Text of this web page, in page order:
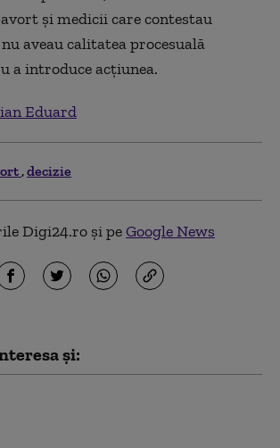
şi medicii care contestau
aveau calitatea procesuală
a introduce acţiunea.
Eduard
decizie
Digi24.ro și peGoogle News
și: